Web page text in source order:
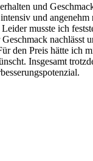
und
und angenehm
musste ich
nachlässt
den Preis hätte ich
Insgesamt